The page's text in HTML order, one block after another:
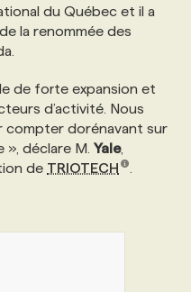
du Québec et il a
la renommée des
de forte expansion et
d’activité. Nous
compter dorénavant sur
déclare M. Yale,
de TRIOTECH